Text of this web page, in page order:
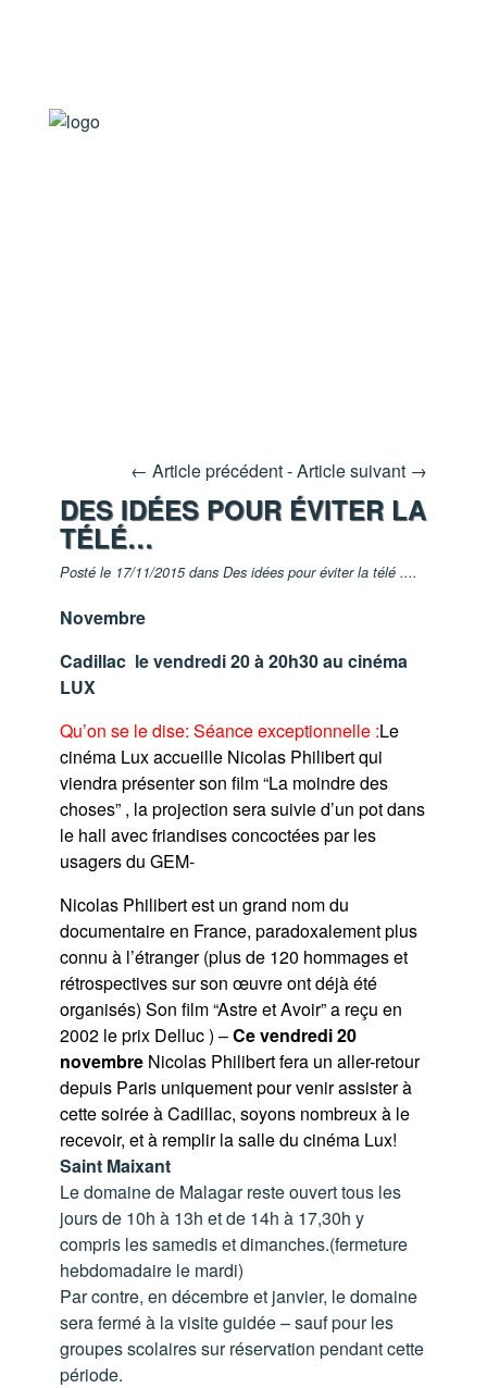
← Article précédent-Article suivant →
DES IDÉES POUR ÉVITER LA
TÉLÉ…
Posté le 17/11/2015 dans Des idées pour éviter la télé ....
Novembre
Cadillac le vendredi 20 à 20h30 au cinéma
LUX
Qu’on se le dise: Séance exceptionnelle :Le
cinéma Lux accueille Nicolas Philibert qui
viendra présenter son film “La moindre des
choses” , la projection sera suivie d’un pot dans
le hall avec friandises concoctées par les
usagers du GEM-
Nicolas Philibert est un grand nom du
documentaire en France, paradoxalement plus
connu à l’étranger (plus de 120 hommages et
rétrospectives sur son œuvre ont déjà été
organisés) Son film “Astre et Avoir” a reçu en
2002 le prix Delluc ) –Ce vendredi 20
novembre Nicolas Philibert fera un aller-retour
depuis Paris uniquement pour venir assister à
cette soirée à Cadillac, soyons nombreux à le
recevoir, et à remplir la salle du cinéma Lux!
Saint Maixant
Le domaine de Malagar reste ouvert tous les
jours de 10h à 13h et de 14h à 17,30h y
compris les samedis et dimanches.(fermeture
hebdomadaire le mardi)
Par contre, en décembre et janvier, le domaine
sera fermé à la visite guidée – sauf pour les
groupes scolaires sur réservation pendant cette
période.